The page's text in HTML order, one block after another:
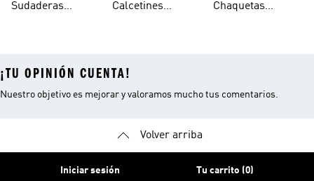
Sudaderas
Mujer
Calcetines
Chaquetas
¡TU OPINIÓN CUENTA!
Nuestro objetivo es mejorar y valoramos mucho tus comentarios.
Volver arriba
Iniciar sesión Tu carrito (0)